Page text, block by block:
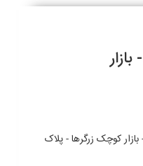
بازار کوچک زرگرها - پلاک